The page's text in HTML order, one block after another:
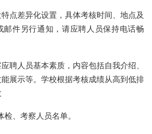
点差异化设置，具体考核时间、地点及
邮件另行通知，请应聘人员保持电话畅
聘人员基本素质，内容包括自我介绍、
展示等。学校根据考核成绩从高到低排
、考察人员名单。